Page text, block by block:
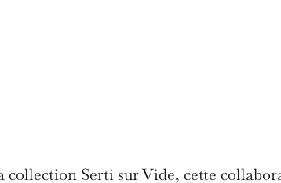
collection Serti sur Vide, cette